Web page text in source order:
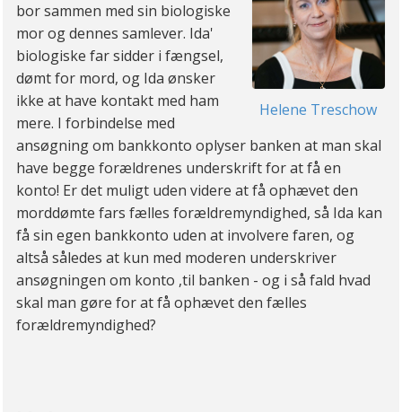
Helene Treschow
bor sammen med sin biologiske
mor og dennes samlever. Ida'
biologiske far sidder i fængsel,
dømt for mord, og Ida ønsker
ikke at have kontakt med ham
mere. I forbindelse med
ansøgning om bankkonto oplyser banken at man skal
have begge forældrenes underskrift for at få en
konto! Er det muligt uden videre at få ophævet den
morddømte fars fælles forældremyndighed, så Ida kan
få sin egen bankkonto uden at involvere faren, og
altså således at kun med moderen underskriver
ansøgningen om konto ,til banken - og i så fald hvad
skal man gøre for at få ophævet den fælles
forældremyndighed?